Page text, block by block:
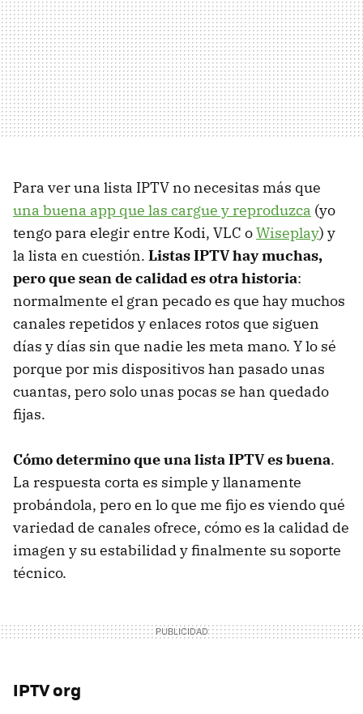
Para ver una lista IPTV no necesitas más que
una buena app que las cargue y reproduzca (yo
tengo para elegir entre Kodi, VLC oWiseplay) y
la lista en cuestión. Listas IPTV hay muchas,
pero que sean de calidad es otra historia:
normalmente el gran pecado es que hay muchos
canales repetidos y enlaces rotos que siguen
días y días sin que nadie les meta mano. Y lo sé
porque por mis dispositivos han pasado unas
cuantas, pero solo unas pocas se han quedado
fijas.
Cómo determino que una lista IPTV es buena.
La respuesta corta es simple y llanamente
probándola, pero en lo que me fijo es viendo qué
variedad de canales ofrece, cómo es la calidad de
imagen y su estabilidad y finalmente su soporte
técnico.
IPTV org